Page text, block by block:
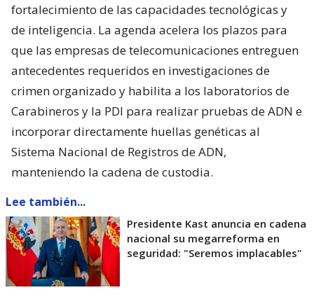
fortalecimiento de las capacidades tecnológicas y
de inteligencia. La agenda acelera los plazos para
que las empresas de telecomunicaciones entreguen
antecedentes requeridos en investigaciones de
crimen organizado y habilita a los laboratorios de
Carabineros y la PDI para realizar pruebas de ADN e
incorporar directamente huellas genéticas al
Sistema Nacional de Registros de ADN,
manteniendo la cadena de custodia.
Lee también...
Presidente Kast anuncia en cadena
nacional su megarreforma en
seguridad: "Seremos implacables"